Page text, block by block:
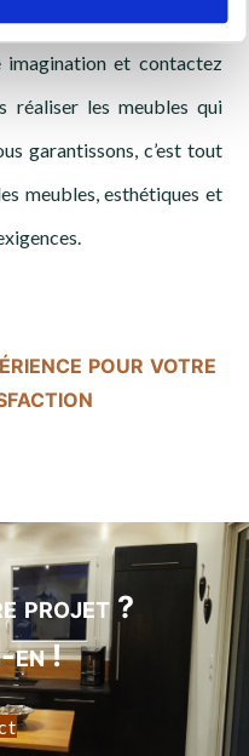
Saône (70) et plus
et contactez
réaliser les meubles qui
garantissons, c’est tout
meubles, esthétiques et
pour votre
projet ?
en !